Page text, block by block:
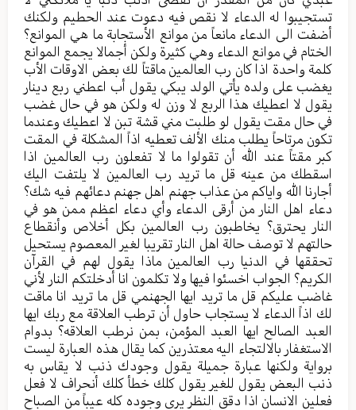
تستجيبوا له الدعاء لا نقص فيه دعوت عند الحطيم ولكنك
أضفت الى الدعاء مانعاً من موانع الأستجابة ما هي الموانع؟
الختام في موانع الدعاء وهي كثيرة ولكن أجمالا يجمع الموانع
كلمة واحدة اذا كان رب العالمين ماقتاً لك بعض الاوقات الأب
يغضب على ولده يأتي الولد يبكي يقول أب اعطني ربع دينار
يقول لا اعطيك هذا الربع لا وزن له ولكن هو في حال غضب
في حال مقت يقول لو طلبت مني قشة تبن لا اعطيك وعندما
تكون مرتاحاً يطلب منك الألف تعطيه اذاً المشكلة في المقت
كبر مقتاً عند الله أن تقولوا ما لا تفعلون رب العالمين اذا
اسقطك من عينه قل ما تريد رب العالمين لا يلتفت اليك
أجارنا الله واياكم من عذاب جهنم اهل جهنم دعائهم فيه شك؟
دعاء اهل النار من أرقى الدعاء وأي دعاء اعظم ممن هو في
النار يحترق؟ يخاطبون رب العالمين بكل أخلاص وأنقطاع
حالتهم لا توصف حالة اهل النار تقريبا لغير المعصوم يستحيل
تحققها في الدنيا رب العالمين ماذا يقول لهم في القرآن
الكريم؟ الجواب اخسئوا فيها ولا تكلمون انا أدخلتكم النار لأني
غاضب عليكم قل ما تريد ايها الجهنمي قل ما تريد انا ماقت
لك اذاً الدعاء لا يستجاب حاول أن ترطب العلاقة مع ربك ايها
العبد الصالح ايها العبد المؤمن، بمن نرطب العلاقه؟ بدوام
الاستغفار بالالتجاء اليه معتذرين كما يقال هذه العبارة ليست
برواية ولكنها عبارة جميلة يقول وجودك ذنب لا يقاس به
ذنب البعض يقول للغير يقول كلك خطأ كلك أنحراف لا فعل
فعلين الانسان اذا دقق النظر يرى وجوده كله عيباً من الصباح